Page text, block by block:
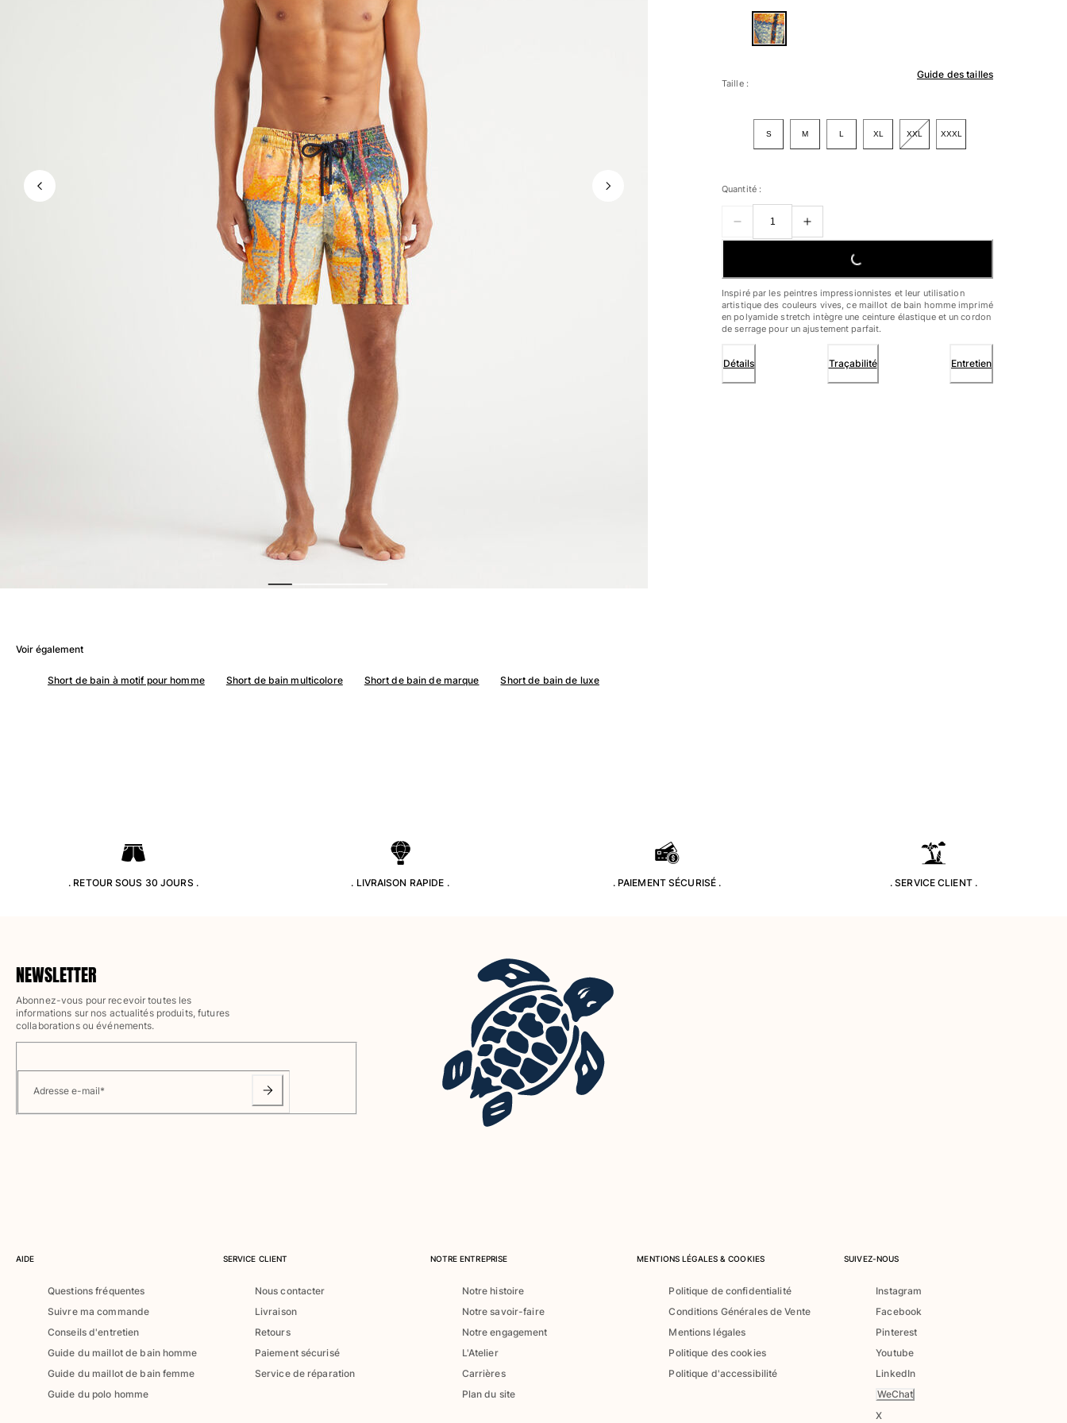
Le Magique
Tous les articles
Prêt-à-porter
Chemises
Bermudas et Shorts
Pulls et Cardigans
Vestes et Manteaux
Pantalons
Sweats
T-shirts
Loungewear
Tous les articles
Grandes tailles
Tous les articles
Tous les articles
Maillots de bain
Deux pièces
T-shirts Anti UV
Tous les articles
Prêt-à-porter
Chemises
Bébé
Classique
Classique ultra-léger
Brodés Edition Numérotée
T-Shirts Anti UV
Pantalons
Tous les articles
Guide des tailles
Taille :
S M L XL XXL XXXL
Quantité :
LOADING...
Inspiré par les peintres impressionnistes et leur utilisation
artistique des couleurs vives, ce maillot de bain homme imprimé
en polyamide stretch intègre une ceinture élastique et un cordon
de serrage pour un ajustement parfait.
Détails Traçabilité Entretien
Voir également
Short de bain à motif pour homme Short de bain multicolore Short de bain de marque Short de bain de luxe
. RETOUR SOUS 30 JOURS . . LIVRAISON RAPIDE . . PAIEMENT SÉCURISÉ . . SERVICE CLIENT .
NEWSLETTER
Abonnez-vous pour recevoir toutes les
informations sur nos actualités produits, futures
collaborations ou événements.
Adresse e-mail*
AIDE
Questions fréquentes
Suivre ma commande
Conseils d'entretien
Guide du maillot de bain homme
Guide du maillot de bain femme
Guide du polo homme
SERVICE CLIENT
Nous contacter
Livraison
Retours
Paiement sécurisé
Service de réparation
NOTRE ENTREPRISE
Notre histoire
Notre savoir-faire
Notre engagement
L'Atelier
Carrières
Plan du site
MENTIONS LÉGALES & COOKIES
Politique de confidentialité
Conditions Générales de Vente
Mentions légales
Politique des cookies
Politique d'accessibilité
SUIVEZ-NOUS
Instagram
Facebook
Pinterest
Youtube
LinkedIn
WeChat
X